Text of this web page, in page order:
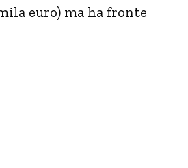
euro) ma ha fronte